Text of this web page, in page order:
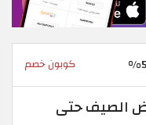
كوبون خصم
الصيف حتى